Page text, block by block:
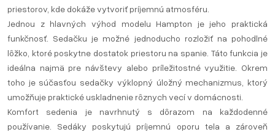
priestorov, kde dokáže vytvoriť príjemnú atmosféru.
Jednou z hlavných výhod modelu Hampton je jeho praktická
funkčnosť. Sedačku je možné jednoducho rozložiť na pohodlné
lôžko, ktoré poskytne dostatok priestoru na spanie. Táto funkcia je
ideálna najmä pre návštevy alebo príležitostné využitie. Okrem
toho je súčasťou sedačky výklopný úložný mechanizmus, ktorý
umožňuje praktické uskladnenie rôznych vecí v domácnosti.
Komfort sedenia je navrhnutý s dôrazom na každodenné
používanie. Sedáky poskytujú príjemnú oporu tela a zároveň